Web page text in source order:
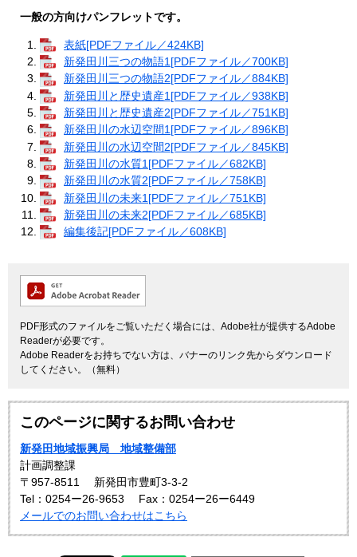
一般の方向けパンフレットです。
表紙[PDFファイル／424KB]
新発田川三つの物語1[PDFファイル／700KB]
新発田川三つの物語2[PDFファイル／884KB]
新発田川と歴史遺産1[PDFファイル／938KB]
新発田川と歴史遺産2[PDFファイル／751KB]
新発田川の水辺空間1[PDFファイル／896KB]
新発田川の水辺空間2[PDFファイル／845KB]
新発田川の水質1[PDFファイル／682KB]
新発田川の水質2[PDFファイル／758KB]
新発田川の未来1[PDFファイル／751KB]
新発田川の未来2[PDFファイル／685KB]
編集後記[PDFファイル／608KB]
PDF形式のファイルをご覧いただく場合には、Adobe社が提供するAdobe
Readerが必要です。
Adobe Readerをお持ちでない方は、バナーのリンク先からダウンロード
してください。（無料）
このページに関するお問い合わせ
新発田地域振興局 地域整備部
計画調整課
〒957-8511
新発田市豊町3-3-2
Tel：0254ー26-9653
Fax：0254ー26ー6449
メールでのお問い合わせはこちら